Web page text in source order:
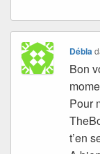
Débla
Bon
Pour
t’en